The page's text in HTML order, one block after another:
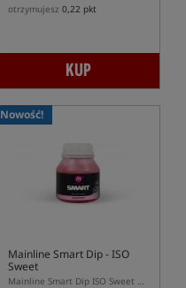
otrzymujesz 0,22 pkt
KUP
Nowość!
Mainline Smart Dip - ISO
Sweet
Mainline Smart Dip ISO Sweet – gęsty dip karpiowy 175 ml